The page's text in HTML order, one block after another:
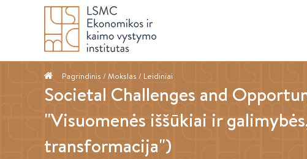
Pagrindinis / Mokslas / Leidiniai
Societal Challenges and
"Visuomenės iššūkiai ir
transformacija")